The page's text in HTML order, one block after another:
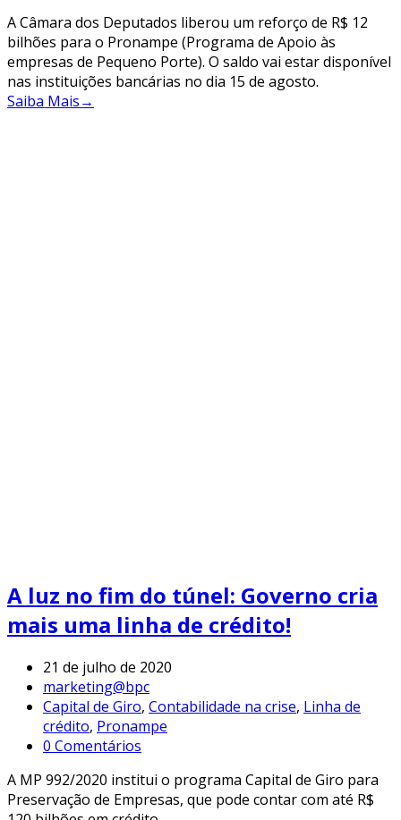
A Câmara dos Deputados liberou um reforço de R$ 12
bilhões para o Pronampe (Programa de Apoio às
empresas de Pequeno Porte). O saldo vai estar disponível
nas instituições bancárias no dia 15 de agosto.
Saiba Mais→
A luz no fim do túnel: Governo cria
mais uma linha de crédito!
21 de julho de 2020
marketing@bpc
Capital de Giro, Contabilidade na crise, Linha de
crédito, Pronampe
0 Comentários
A MP 992/2020 institui o programa Capital de Giro para
Preservação de Empresas, que pode contar com até R$